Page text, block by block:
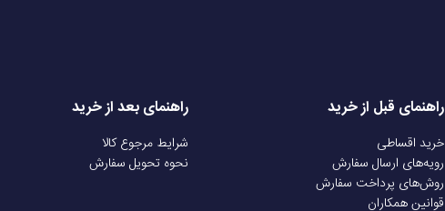
راهنمای قبل از خرید
خرید اقساطی
رویه‌های ارسال سفارش
روش‌های پرداخت سفارش
قوانین همکاران
راهنمای بعد از خرید
شرایط مرجوع کالا
نحوه تحویل سفارش